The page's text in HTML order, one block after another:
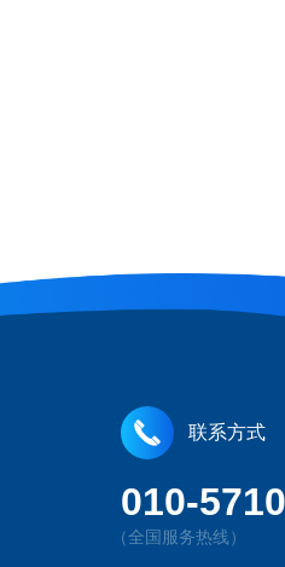
联系方式
010-
（全国服务热线）